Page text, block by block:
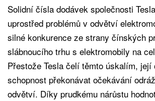
Solidní čísla dodávek společnosti
uprostřed problémů v odvětví
silné konkurence ze strany čínských
slábnoucího trhu s elektromobily na
Přestože Tesla čelí těmto úskalím, její
schopnost překonávat očekávání
odvětví. Díky prudkému nárůstu